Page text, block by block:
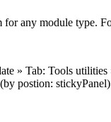
any module
» Tab: Tools
postion: stickyPanel)